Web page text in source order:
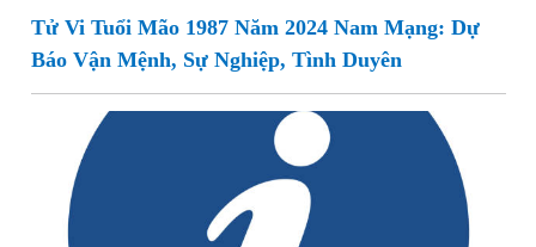
Tử Vi Tuổi Mão 1987 Năm 2024 Nam Mạng: Dự
Báo Vận Mệnh, Sự Nghiệp, Tình Duyên